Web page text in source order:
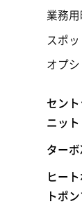
業務
スポ
オプ
セン
ニット
ター
ヒー
トポ